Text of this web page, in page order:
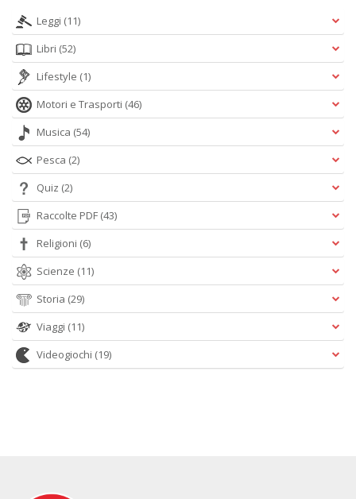
Leggi (11)
Libri (52)
Lifestyle (1)
Motori e Trasporti (46)
Musica (54)
Pesca (2)
Quiz (2)
Raccolte PDF (43)
Religioni (6)
Scienze (11)
Storia (29)
Viaggi (11)
Videogiochi (19)